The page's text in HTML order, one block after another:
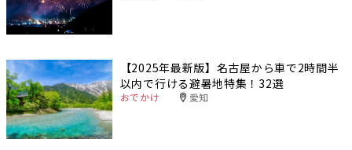
【2025年最新版】名古屋から車で2時間半
以内で行ける避暑地特集！32選
おでかけ 愛知